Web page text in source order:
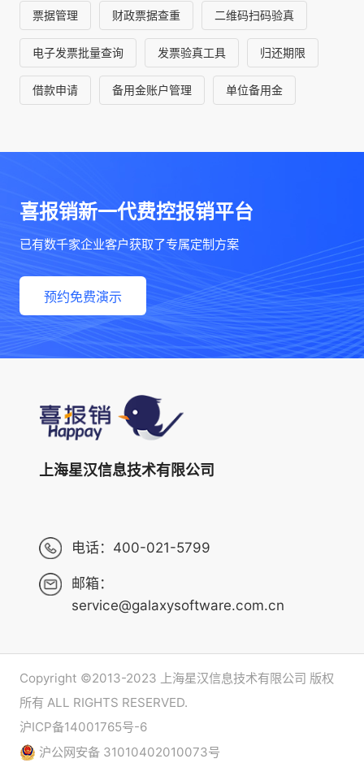
票据管理 财政票据查重 二维码扫码验真
电子发票批量查询 发票验真工具 归还期限
借款申请 备用金账户管理 单位备用金
喜报销新一代费控报销平台
已有数千家企业客户获取了专属定制方案
预约免费演示
上海星汉信息技术有限公司
电话： 400-021-5799
邮箱：
service@galaxysoftware.com.cn
Copyright ©2013-2023 上海星汉信息技术有限公司 版权
所有 ALL RIGHTS RESERVED.
沪ICP备14001765号-6
沪公网安备 31010402010073号